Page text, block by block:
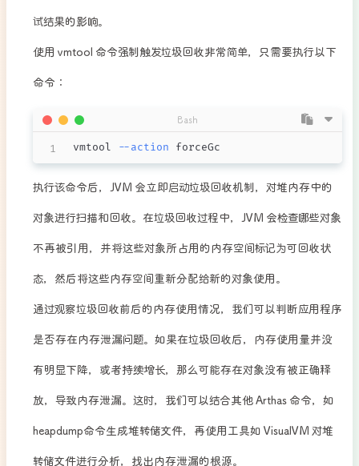
试结果的影响。​
使用 vmtool 命令强制触发垃圾回收非常简单，只需要执行以下
命令：​
vmtool --action forceGc​
Bash
​执行该命令后，JVM 会立即启动垃圾回收机制，对堆内存中的
对象进行扫描和回收。在垃圾回收过程中，JVM 会检查哪些对象
不再被引用，并将这些对象所占用的内存空间标记为可回收状
态，然后将这些内存空间重新分配给新的对象使用。​
通过观察垃圾回收前后的内存使用情况，我们可以判断应用程序
是否存在内存泄漏问题。如果在垃圾回收后，内存使用量并没
有明显下降，或者持续增长，那么可能存在对象没有被正确释
放，导致内存泄漏。这时，我们可以结合其他 Arthas 命令，如
heapdump命令生成堆转储文件，再使用工具如 VisualVM 对堆
转储文件进行分析，找出内存泄漏的根源。